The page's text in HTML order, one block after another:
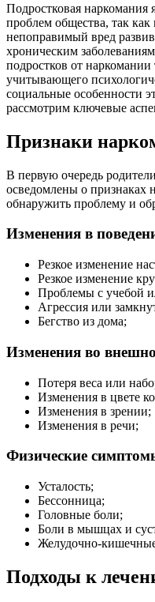
Подростковая наркомания
проблем общества, так
непоправимый вред
хроническим
подростков от наркомании
учитывающего
социальные особенности
рассмотрим ключевые
Признаки
В первую очередь
осведомлены о признаках
обнаружить проблему и
Изменения в
Резкое изменение
Резкое изменение
Проблемы с учебой
Агрессия или
Бегство из дома;
Изменения во
Потеря веса или
Изменения в цвете
Изменения в зрении;
Изменения в речи;
Физические
Усталость;
Бессонница;
Головные боли;
Боли в мышцах и
Желудочно-кишечные
Подходы к